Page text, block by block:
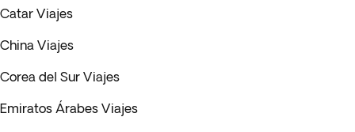
Catar Viajes
China Viajes
Corea del Sur Viajes
Emiratos Árabes Viajes